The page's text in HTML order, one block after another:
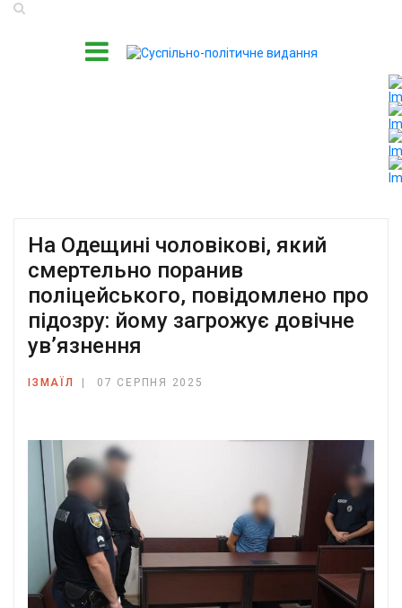
На Одещині чоловікові, який
смертельно поранив
поліцейського, повідомлено про
підозру: йому загрожує довічне
ув’язнення
ІЗМАЇЛ 07 СЕРПНЯ 2025